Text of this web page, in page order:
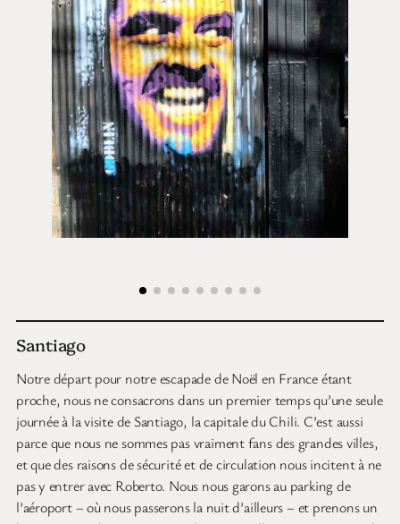
Santiago
Notre départ pour notre escapade de Noël en France étant
proche, nous ne consacrons dans un premier temps qu’une seule
journée à la visite de Santiago, la capitale du Chili. C’est aussi
parce que nous ne sommes pas vraiment fans des grandes villes,
et que des raisons de sécurité et de circulation nous incitent à ne
pas y entrer avec Roberto. Nous nous garons au parking de
l’aéroport – où nous passerons la nuit d’ailleurs – et prenons un